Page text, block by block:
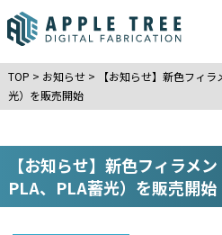
TOP > お知らせ>
【お知らせ】新色フィ
光）を販売開始
【お知らせ】新色フィラメ
PLA、PLA蓄光）を販売開始